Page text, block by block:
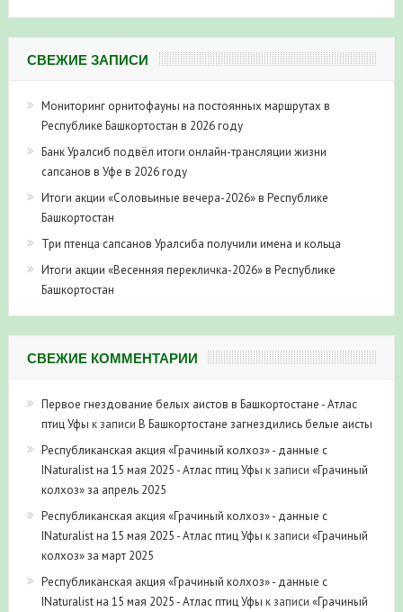
СВЕЖИЕ ЗАПИСИ
Мониторинг орнитофауны на постоянных маршрутах в
Республике Башкортостан в 2026 году
Банк Уралсиб подвёл итоги онлайн-трансляции жизни
сапсанов в Уфе в 2026 году
Итоги акции «Соловьиные вечера-2026» в Республике
Башкортостан
Три птенца сапсанов Уралсиба получили имена и кольца
Итоги акции «Весенняя перекличка-2026» в Республике
Башкортостан
СВЕЖИЕ КОММЕНТАРИИ
Первое гнездование белых аистов в Башкортостане - Атлас
птиц Уфы к записи В Башкортостане загнездились белые аисты
Республиканская акция «Грачиный колхоз» - данные с
INaturalist на 15 мая 2025 - Атлас птиц Уфы к записи «Грачиный
колхоз» за апрель 2025
Республиканская акция «Грачиный колхоз» - данные с
INaturalist на 15 мая 2025 - Атлас птиц Уфы к записи «Грачиный
колхоз» за март 2025
Республиканская акция «Грачиный колхоз» - данные с
INaturalist на 15 мая 2025 - Атлас птиц Уфы к записи «Грачиный